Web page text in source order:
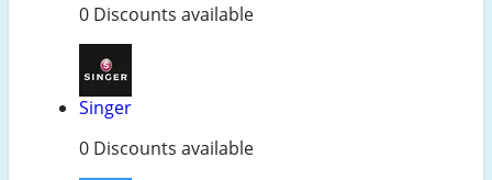
0 Discounts available
Singer
0 Discounts available